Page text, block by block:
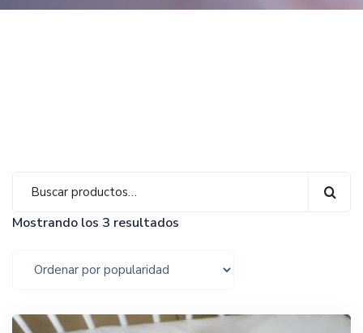
Mostrando los 3 resultados